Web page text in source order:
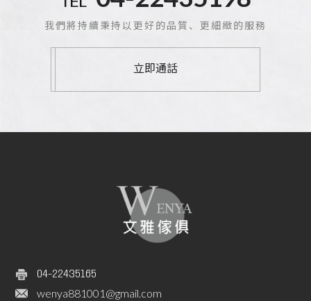
我們將持續秉持以更好的品質、更細緻的服務
立即通話
04-22435165
wenya881001@gmail.com